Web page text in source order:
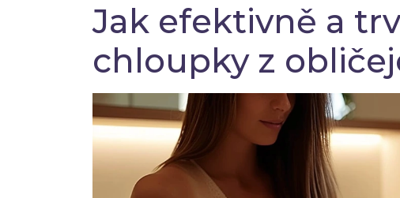
Jak efektivně a
chloupky z